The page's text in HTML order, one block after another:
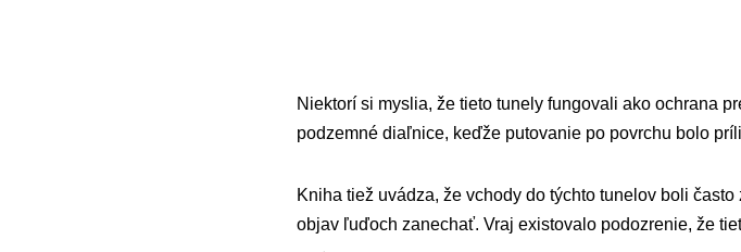
Niektorí si myslia, že tieto tunely fungovali ako ochrana
podzemné diaľnice, keďže putovanie po povrchu bolo
Kniha tiež uvádza, že vchody do týchto tunelov boli
objav ľuďoch zanechať. Vraj existovalo podozrenie, že